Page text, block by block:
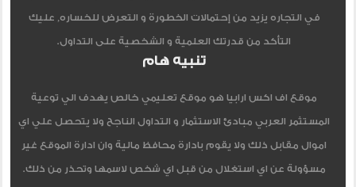
في التجاره يزيد من إحتمالات الخطورة و التعرض للخساره, عليك
التأكد من قدرتك العلمية و الشخصية على التداول.
تنبيه هام
موقع اف اكس ارابيا هو موقع تعليمي خالص يهدف الي توعية
المستثمر العربي مبادئ الاستثمار و التداول الناجح ولا يتحصل علي اي
اموال مقابل ذلك ولا يقوم بادارة محافظ مالية وان ادارة الموقع غير
مسؤولة عن اي استغلال من قبل اي شخص لاسمها وتحذر من ذلك.